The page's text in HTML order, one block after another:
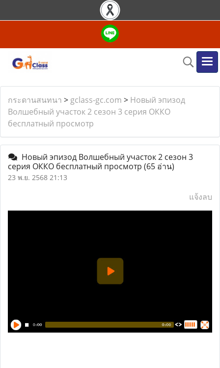
กระดานสนทนา > gclass-gc.com > Новый эпизод
Волшебный участок 2 сезон 3 серия ОККО
бесплатный просмотр
Новый эпизод Волшебный участок 2 сезон 3
серия ОККО бесплатный просмотр (65 อ่าน)
23 พ.ย. 2568 21:13
แจ้งลบ